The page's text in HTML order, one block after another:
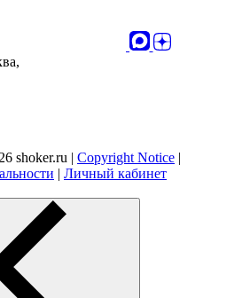
shoker.ru | Copyright Notice |
| Личный кабинет